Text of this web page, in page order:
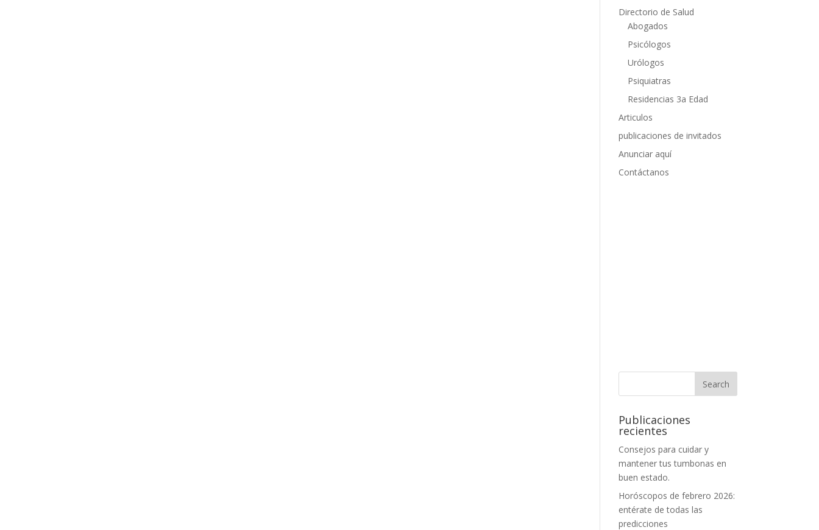
Directorio de Salud
Abogados
Psicólogos
Urólogos
Psiquiatras
Residencias 3a Edad
Articulos
publicaciones de invitados
Anunciar aquí
Contáctanos
Publicaciones
recientes
Consejos para cuidar y
mantener tus tumbonas en
buen estado.
Horóscopos de febrero 2026:
entérate de todas las
predicciones